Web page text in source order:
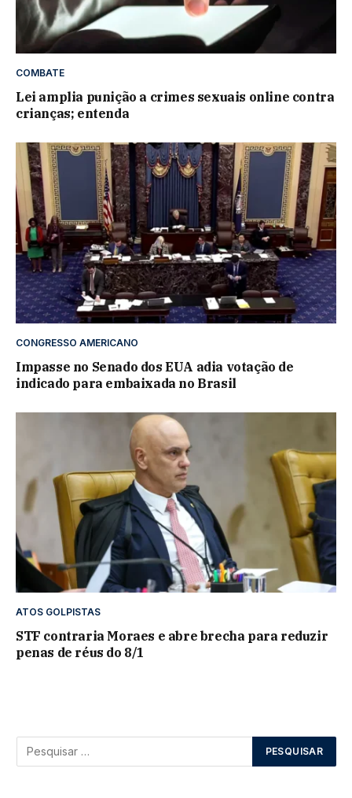
COMBATE
Lei amplia punição a crimes sexuais online contra
crianças; entenda
CONGRESSO AMERICANO
Impasse no Senado dos EUA adia votação de
indicado para embaixada no Brasil
ATOS GOLPISTAS
STF contraria Moraes e abre brecha para reduzir
penas de réus do 8/1